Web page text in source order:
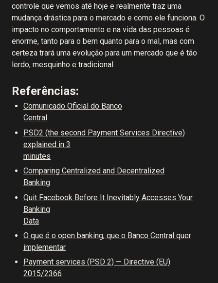
controle que vemos até hoje e realmente traz uma
mudança drástica para o mercado e como ele funciona. O
impacto no comportamento e na vida das pessoas é
enorme, tanto para o bem quanto para o mal, mas com
certeza trará uma evolução para um mercado que é tão
lerdo, mesquinho e tradicional.
Referências:
Comunicado Oficial do Banco
Central
PSD2 (the second Payment Services Directive)
explained in 3
minutes
Comparing Centralized and Decentralized
Banking
Quit Facebook Before It Inevitably Accesses Your
Banking
Data
O que é o open banking, que o Banco Central quer
implementar
Payment services (PSD 2) — Directive (EU)
2015/2366